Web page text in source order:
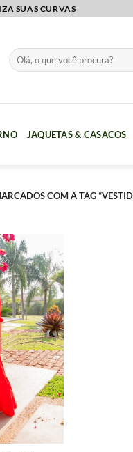
SUAS CURVAS
Pesquisar
por:
JAQUETAS & CASACOS
COM A TAG